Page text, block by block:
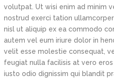
volutpat. Ut wisi enim ad minim
nostrud exerci tation
nisl ut aliquip ex ea commodo
autem vel eum iriure dolor in
velit esse molestie consequat,
feugiat nulla facilisis at vero
iusto odio dignissim qui blandit